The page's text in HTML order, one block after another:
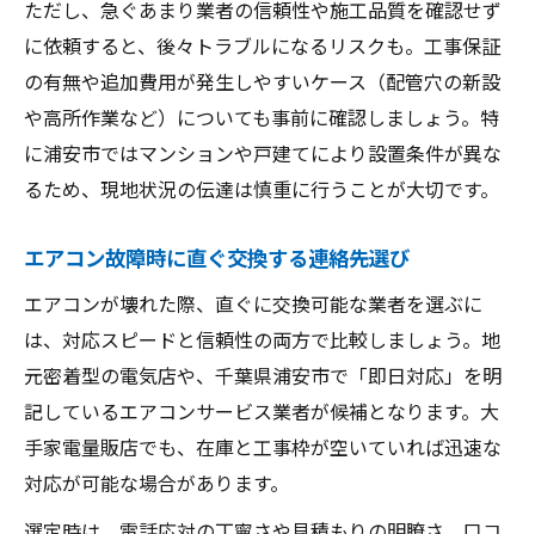
浦安市でエアコン取付が早い理由とは
浦安でエアコン設置が早い背景とその特徴
エアコン交換が迅速な浦安の業者の強み
浦安市特有のエアコン設置事情と対策
エアコン取り付けが早い秘密と業界の工夫
交換費用や追加料金の注意点まとめ
エアコン交換で発生しやすい追加費用に注
意
エアコン設置費用の見積もりポイント解説
エアコン交換時の費用相場と追加料金の内
訳
ただし、急ぐあまり業者の信頼性や施工品質を確認せず
に依頼すると、後々トラブルになるリスクも。工事保証
の有無や追加費用が発生しやすいケース（配管穴の新設
や高所作業など）についても事前に確認しましょう。特
に浦安市ではマンションや戸建てにより設置条件が異な
るため、現地状況の伝達は慎重に行うことが大切です。
エアコン故障時に直ぐ交換する連絡先選び
エアコンが壊れた際、直ぐに交換可能な業者を選ぶに
は、対応スピードと信頼性の両方で比較しましょう。地
元密着型の電気店や、千葉県浦安市で「即日対応」を明
記しているエアコンサービス業者が候補となります。大
手家電量販店でも、在庫と工事枠が空いていれば迅速な
対応が可能な場合があります。